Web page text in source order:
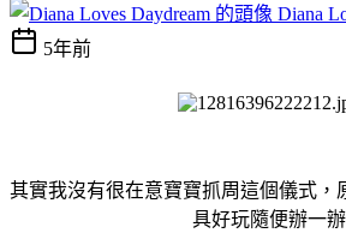
Diana
5年前
其實我沒有很在意寶寶抓周這個儀式，
具好玩隨便辦一辦